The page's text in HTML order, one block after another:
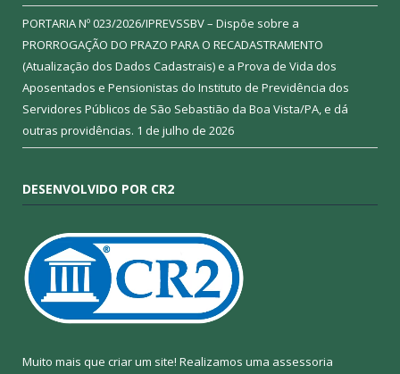
PORTARIA Nº 023/2026/IPREVSSBV – Dispõe sobre a
PRORROGAÇÃO DO PRAZO PARA O RECADASTRAMENTO
(Atualização dos Dados Cadastrais) e a Prova de Vida dos
Aposentados e Pensionistas do Instituto de Previdência dos
Servidores Públicos de São Sebastião da Boa Vista/PA, e dá
outras providências. 1 de julho de 2026
DESENVOLVIDO POR CR2
Muito mais que criar um site! Realizamos uma assessoria